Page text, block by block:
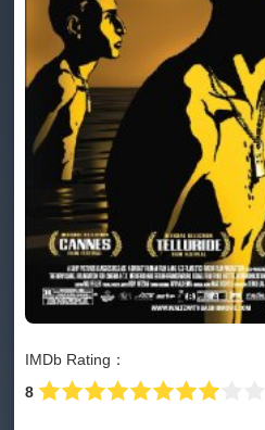
IMDb Rating：
8